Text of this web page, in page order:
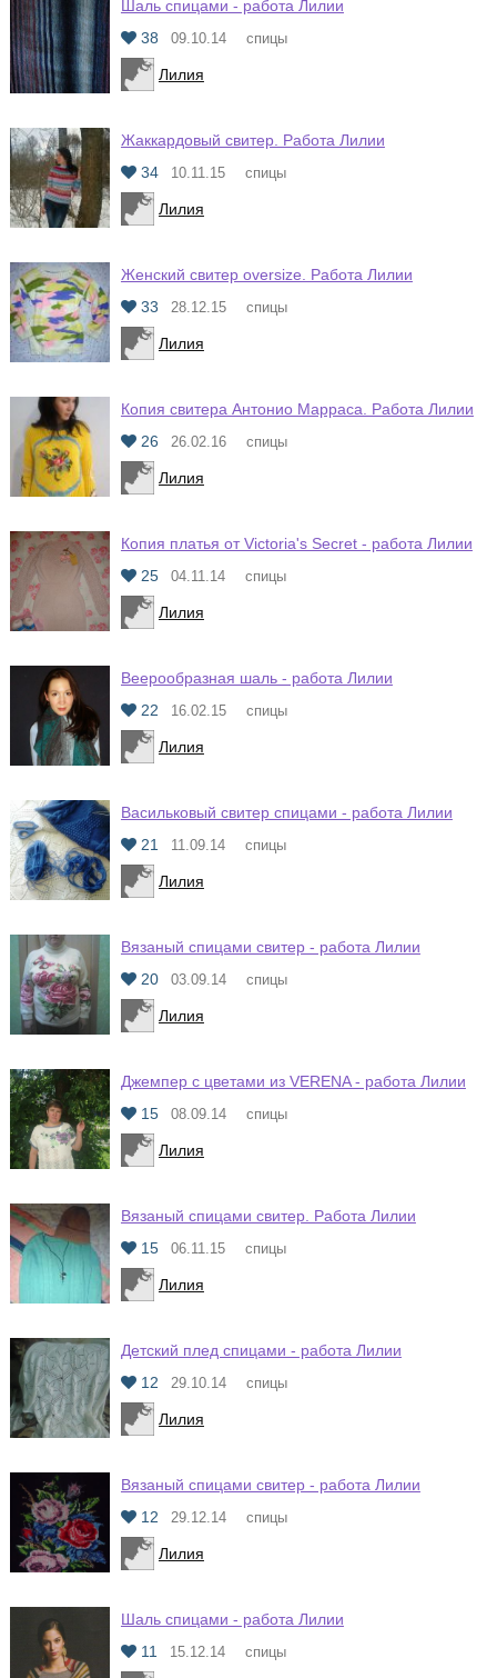
Шаль спицами - работа Лилии
38
09.10.14 спицы
Лилия
Жаккардовый свитер. Работа Лилии
34
10.11.15 спицы
Лилия
Женский свитер oversize. Работа Лилии
33
28.12.15 спицы
Лилия
Копия свитера Антонио Марраса. Работа Лилии
26
26.02.16 спицы
Лилия
Копия платья от Victoria's Secret - работа Лилии
25
04.11.14 спицы
Лилия
Веерообразная шаль - работа Лилии
22
16.02.15 спицы
Лилия
Васильковый свитер спицами - работа Лилии
21
11.09.14 спицы
Лилия
Вязаный спицами свитер - работа Лилии
20
03.09.14 спицы
Лилия
Джемпер с цветами из VERENA - работа Лилии
15
08.09.14 спицы
Лилия
Вязаный спицами свитер. Работа Лилии
15
06.11.15 спицы
Лилия
Детский плед спицами - работа Лилии
12
29.10.14 спицы
Лилия
Вязаный спицами свитер - работа Лилии
12
29.12.14 спицы
Лилия
Шаль спицами - работа Лилии
11
15.12.14 спицы